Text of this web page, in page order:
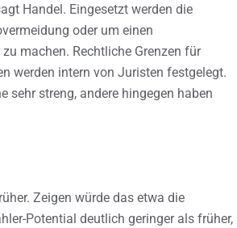
Handel. Eingesetzt werden die
oder um einen
machen. Rechtliche Grenzen für
werden intern von Juristen festgelegt.
sehr streng, andere hingegen haben
Zeigen würde das etwa die
Potential deutlich geringer als früher,